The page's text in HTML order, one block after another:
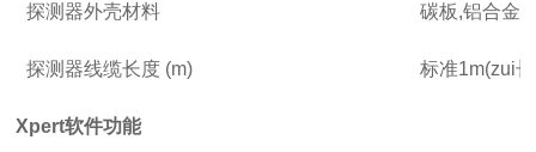
探测器外壳材料 碳板,铝合金
探测器线缆长度 (m) 标准1m(zui
Xpert软件功能